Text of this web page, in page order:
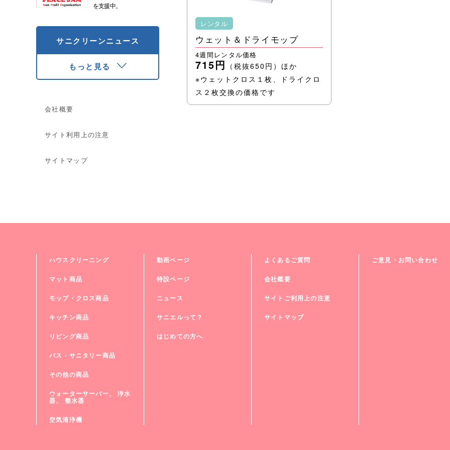
レンタル
ウェット＆ドライモップ
4週間レンタル価格
715円 （税抜650円）ほか
※ウェットクロス１枚、ドライクロ
ス２枚交換の価格です
を支援中。
サニクリーンニュース
もっと見る
会社概要
サイト利用上の注意
サイトマップ
ハウスクリーニング
マット商品
モップ・クロス商品
キッチン商品
リビング商品
バス・サニタリー商品
その他の商品
ウォーターサーバー、 浄⽔
器、 整⽔器
空気清浄機
動画ページ
特設ページ
ニュース
サニエルって？
はじめての方へ
よくあるご質問
会社概要
サイトご利用上の注意
サイトマップ
ご意見・お問い合わせ